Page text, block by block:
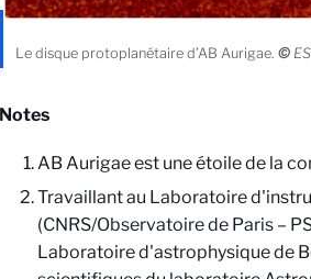
Le disque protoplanétaire d’AB Aurigae. ©
Notes
AB Aurigae est une étoile de la
Travaillant au Laboratoire
(CNRS/Observatoire de Paris –
Laboratoire d'astrophysique de